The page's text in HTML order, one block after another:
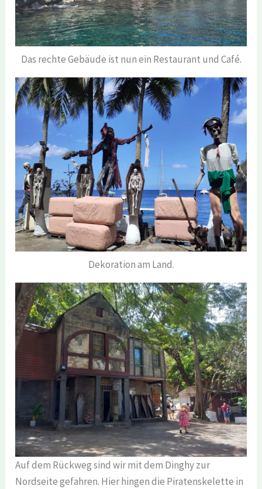
Das rechte Gebäude ist nun ein Restaurant und Café.
Dekoration am Land.
Auf dem Rückweg sind wir mit dem Dinghy zur
Nordseite gefahren. Hier hingen die Piratenskelette in